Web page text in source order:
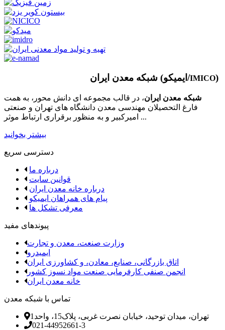
شبکه معدن ایران (ایمیکو/IMICO)
شبکه معدن ایران، در قالب مجموعه ای دانش محور، به همت
فارغ­ التحصیلان مهندسی معدن دانشگاه ­های تهران و صنعتی
امیرکبیر و به منظور برقراری ارتباط موثر ...
بیشتر بخوانید
دسترسی سریع
درباره ما
قوانین سایت
درباره خانه معدن ایران
پیام های همراهان ایمیکو
معرفی تشکل ها
پیوندهای مفید
وزارت صنعت، معدن و تجارت
ایمیدرو
اتاق بازرگانی، صنایع، معادن، و کشاورزی ایران
انجمن صنفی کارفرمایی صنعت مواد نسوز کشور
خانه معدن ایران
تماس با شبکه معدن
تهران، میدان توحید، خیابان نصرت غربی، پلاک15، واحد1
021-44952661-3